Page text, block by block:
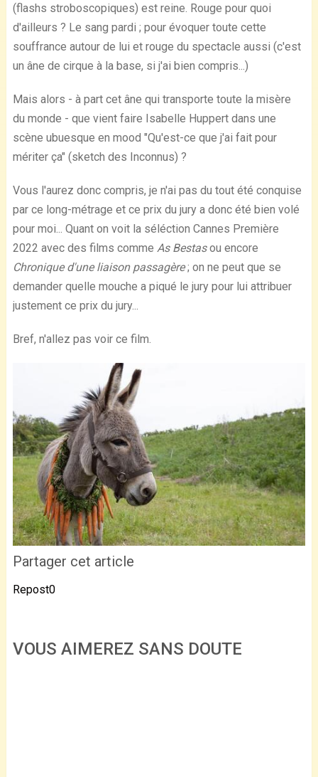
(flashs stroboscopiques) est reine. Rouge pour quoi
d'ailleurs ? Le sang pardi ; pour évoquer toute cette
souffrance autour de lui et rouge du spectacle aussi (c'est
un âne de cirque à la base, si j'ai bien compris...)
Mais alors - à part cet âne qui transporte toute la misère
du monde - que vient faire Isabelle Huppert dans une
scène ubuesque en mood "Qu'est-ce que j'ai fait pour
mériter ça" (sketch des Inconnus) ?
Vous l'aurez donc compris, je n'ai pas du tout été conquise
par ce long-métrage et ce prix du jury a donc été bien volé
pour moi... Quant on voit la séléction Cannes Première
2022 avec des films comme As Bestasou encore
Chronique d'une liaison passagère; on ne peut que se
demander quelle mouche a piqué le jury pour lui attribuer
justement ce prix du jury...
Bref, n'allez pas voir ce film.
Partager cet article
Repost0
VOUS AIMEREZ SANS DOUTE